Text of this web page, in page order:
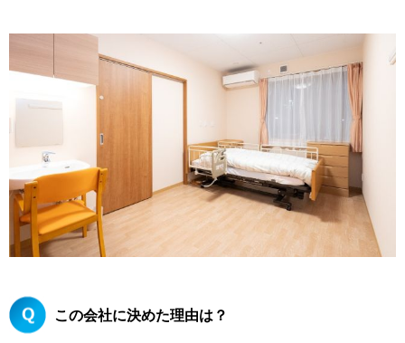
この会社に決めた理由は？